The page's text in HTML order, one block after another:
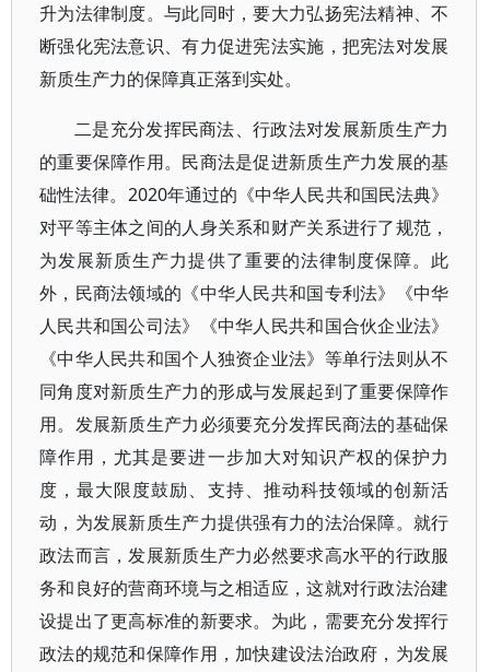
升为法律制度。与此同时，要大力弘扬宪法精神、不
断强化宪法意识、有力促进宪法实施，把宪法对发展
新质生产力的保障真正落到实处。
二是充分发挥民商法、行政法对发展新质生产力
的重要保障作用。民商法是促进新质生产力发展的基
础性法律。2020年通过的《中华人民共和国民法典》
对平等主体之间的人身关系和财产关系进行了规范，
为发展新质生产力提供了重要的法律制度保障。此
外，民商法领域的《中华人民共和国专利法》《中华
人民共和国公司法》《中华人民共和国合伙企业法》
《中华人民共和国个人独资企业法》等单行法则从不
同角度对新质生产力的形成与发展起到了重要保障作
用。发展新质生产力必须要充分发挥民商法的基础保
障作用，尤其是要进一步加大对知识产权的保护力
度，最大限度鼓励、支持、推动科技领域的创新活
动，为发展新质生产力提供强有力的法治保障。就行
政法而言，发展新质生产力必然要求高水平的行政服
务和良好的营商环境与之相适应，这就对行政法治建
设提出了更高标准的新要求。为此，需要充分发挥行
政法的规范和保障作用，加快建设法治政府，为发展